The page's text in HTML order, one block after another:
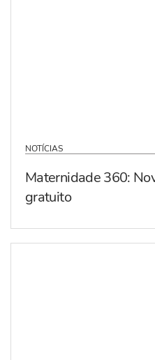
NOTÍCIAS
Maternidade 360:
gratuito